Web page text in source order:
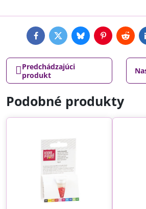
FacebookTwitterBlueskyPinterest
Predchádzajúci
produkt
Podobné produkty